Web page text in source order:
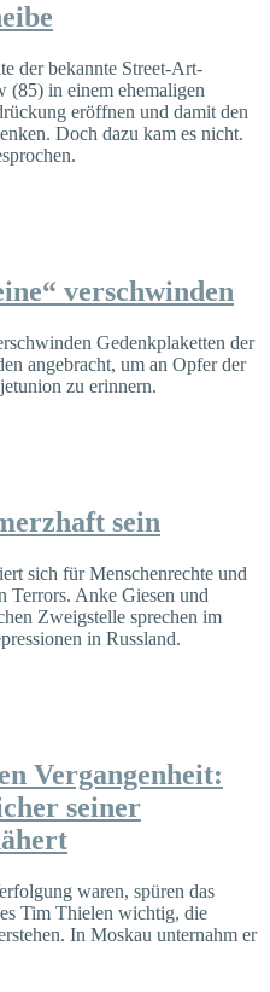
der bekannte Street-Art-
in einem ehemaligen
eröffnen und damit den
Doch dazu kam es nicht.
verschwinden
Gedenkplaketten der
angebracht, um an Opfer der
zu erinnern.
sein
sich für Menschenrechte und
Terrors. Anke Giesen und
Zweigstelle sprechen im
in Russland.
Vergangenheit:
seiner
waren, spüren das
Tim Thielen wichtig, die
In Moskau unternahm er